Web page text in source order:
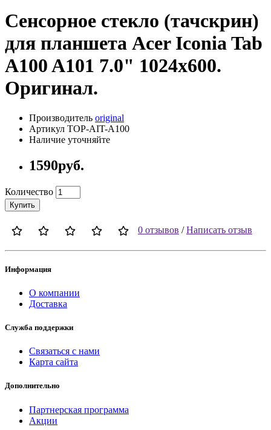
Сенсорное стекло (тачскрин)
для планшета Acer Iconia Tab
A100 A101 7.0" 1024x600.
Оригинал.
Производитель original
Артикул TOP-AIT-A100
Наличие уточняйте
1590руб.
Количество
Купить
0 отзывов /Написать отзыв
Информация
О компании
Доставка
Служба поддержки
Связаться с нами
Карта сайта
Дополнительно
Партнерская программа
Акции